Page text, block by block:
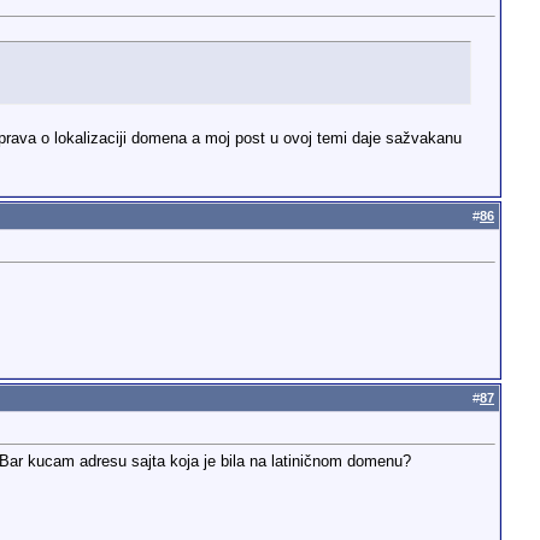
o lokalizaciji domena a moj post u ovoj temi daje sažvakanu
#86
#87
kucam adresu sajta koja je bila na latiničnom domenu?